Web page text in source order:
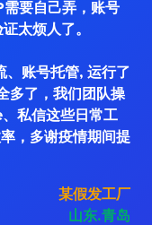
要自己弄，账号
太烦人了。
、账号托管, 运行了
多了，我们团队操
私信这些日常工
，多谢疫情期间提
某假发工厂
山东.青岛